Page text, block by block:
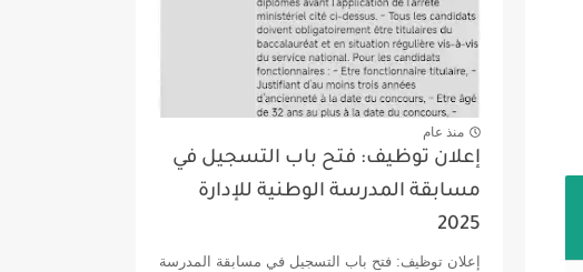
منذ عام
إعلان توظيف: فتح باب التسجيل في
مسابقة المدرسة الوطنية للإدارة
2025
إعلان توظيف: فتح باب التسجيل في مسابقة المدرسة